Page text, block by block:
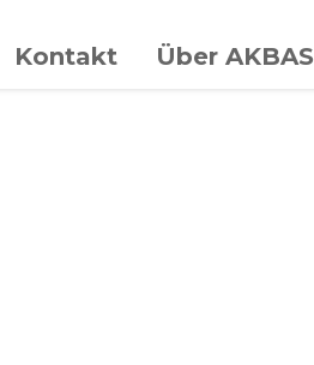
Kontakt Über AKBAS